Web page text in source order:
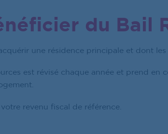
du Bail
une résidence principale et dont
est révisé chaque année et prend
revenu fiscal de référence.